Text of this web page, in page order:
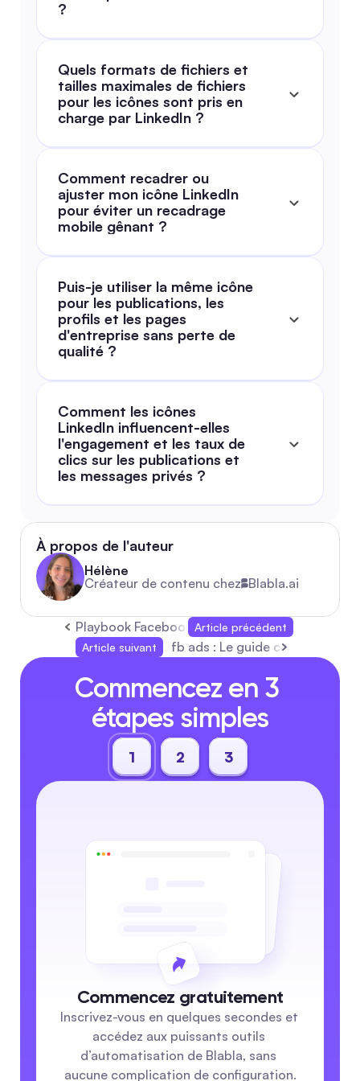
?
Quels formats de fichiers et
tailles maximales de fichiers
pour les icônes sont pris en
charge par LinkedIn ?
Comment recadrer ou
ajuster mon icône LinkedIn
pour éviter un recadrage
mobile gênant ?
Puis-je utiliser la même icône
pour les publications, les
profils et les pages
d'entreprise sans perte de
qualité ?
Comment les icônes
LinkedIn influencent-elles
l'engagement et les taux de
clics sur les publications et
les messages privés ?
À propos de l'auteur
Hélène
Créateur de contenu chez Blabla.ai
Playbook Facebook 2026 : Guide complet
Article précédent
Article suivant
fb ads : Le guide complet
Commencez en 3
étapes simples
1 2 3
Commencez gratuitement
Inscrivez-vous en quelques secondes et
accédez aux puissants outils
d’automatisation de Blabla, sans
aucune complication de configuration.